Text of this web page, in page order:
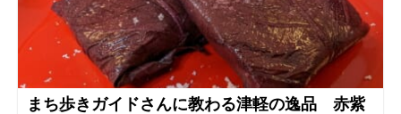
まち歩きガイドさんに教わる津軽の逸品 赤紫